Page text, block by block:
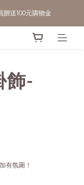
送100元購物金
飾-
有氛圍！